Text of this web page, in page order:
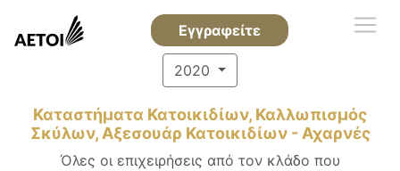
Εγγραφείτε
2020
Καταστήματα Κατοικιδίων, Καλλωπισμός
Σκύλων, Αξεσουάρ Κατοικιδίων - Αχαρνές
Όλες οι επιχειρήσεις από τον κλάδο που